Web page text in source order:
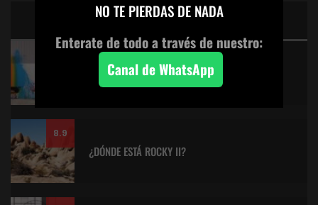
CINE: TOP 5 DE LALULULA
KITANO > AQUILES Y LA TORTUGA
8.9
¿DÓNDE ESTÁ ROCKY II?
NO TE PIERDAS DE NADA
Enterate de todo a través de nuestro:
Canal de WhatsApp